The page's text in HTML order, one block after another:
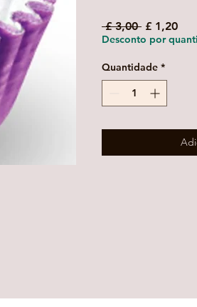
£ 3,00 Preço
normal
£ 1,20
Desconto por
Quantidade *